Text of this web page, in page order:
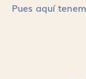
Pues aquí